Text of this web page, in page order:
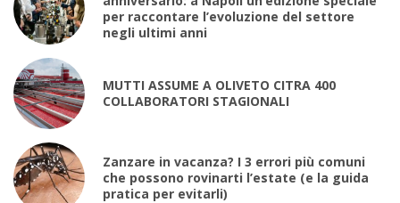
per raccontare l’evoluzione del settore
negli ultimi anni
MUTTI ASSUME A OLIVETO CITRA 400
COLLABORATORI STAGIONALI
Zanzare in vacanza? I 3 errori più comuni
che possono rovinarti l’estate (e la guida
pratica per evitarli)